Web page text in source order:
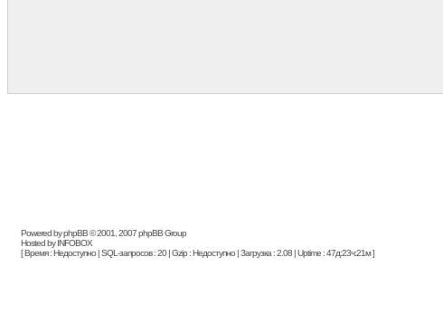
Powered by phpBB © 2001, 2007 phpBB Group
Hosted by INFOBOX
[ Время : Недоступно | SQL-запросов : 20 | Gzip : Недоступно | Загрузка : 2.08 | Uptime : 47д:23ч:21м ]